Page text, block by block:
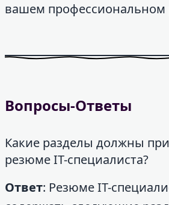
вашем профессиональном
Вопросы-Ответы
Какие разделы должны
резюме IT-специалиста?
Ответ: Резюме IT-